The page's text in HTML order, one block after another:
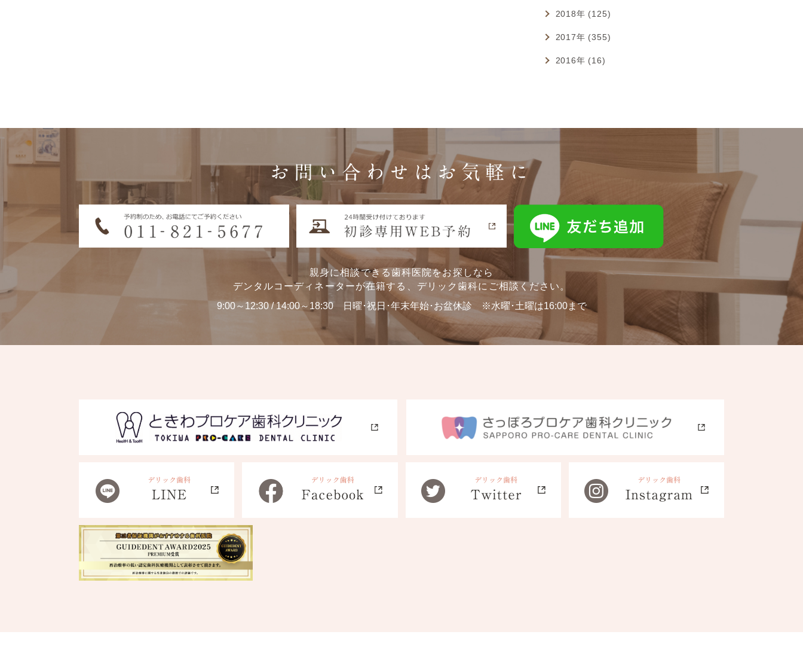
2018年 (125)
2017年 (355)
2016年 (16)
お問い合わせはお気軽に
親身に相談できる歯科医院をお探しなら
デンタルコーディネーターが在籍する、 デリック歯科にご相談ください。
9:00～12:30 / 14:00～18:30
日曜･祝日･年末年始･お盆休診 ※水曜･土曜は16:00まで